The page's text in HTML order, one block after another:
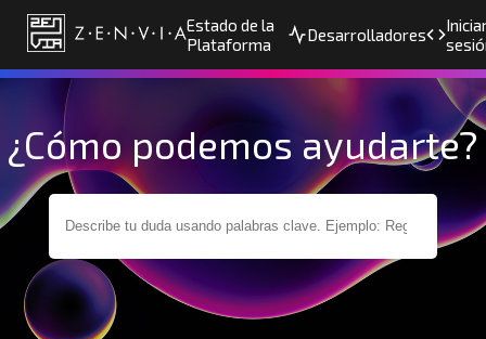
Estado de la
Plataforma
Desarrolladores
¿Cómo podemos ayudarte?